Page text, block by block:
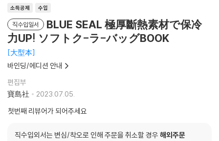
소득공제 수입
직수입일서
BLUE SEAL 極厚斷熱素材で保冷
力UP! ソフトク-ラ-バッグBOOK
大型本
바인딩/에디션 안내
편집부
寶島社
2023.07.05.
첫번째 리뷰어가 되어주세요
직수입외서는 변심/착오로 인해 주문을 취소할 경우 해외주문